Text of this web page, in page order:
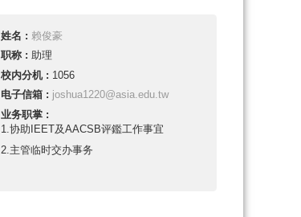
姓名 : 赖俊豪
职称 : 助理
校内分机 : 1056
电子信箱 : joshua1220@asia.edu.tw
业务职掌 :
1.协助IEET及AACSB评鑑工作事宜
2.主管临时交办事务